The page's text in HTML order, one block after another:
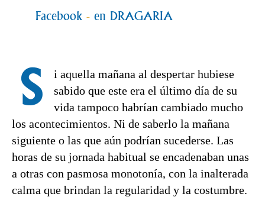
Facebook - en DRAGARIA
S
i aquella mañana al despertar hubiese
sabido que este era el último día de su
vida tampoco habrían cambiado mucho
los acontecimientos. Ni de saberlo la mañana
siguiente o las que aún podrían sucederse. Las
horas de su jornada habitual se encadenaban unas
a otras con pasmosa monotonía, con la inalterada
calma que brindan la regularidad y la costumbre.